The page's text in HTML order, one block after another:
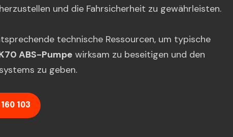
und die Fahrsicherheit zu gewährleisten.
technische Ressourcen, um typische
ABS-Pumpe wirksam zu beseitigen und den
zu geben.
103